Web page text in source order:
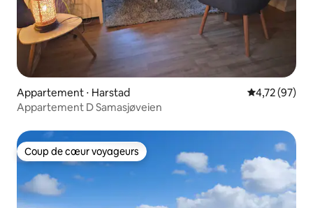
Appartement ⋅ Harstad Évaluation
4,72 (97)
Appartement D Samasjøveien
Coup de cœur voyageurs
Coup de cœur voyageurs